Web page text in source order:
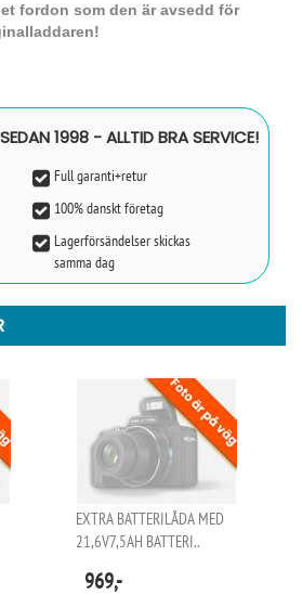
fordon som den är avsedd för
1998 - ALLTID BRA SERVICE!
Full garanti+retur
100% danskt företag
Lagerförsändelser skickas
samma dag
EXTRA BATTERILÅDA MED
21,6V7,5AH BATTERI..
969,-